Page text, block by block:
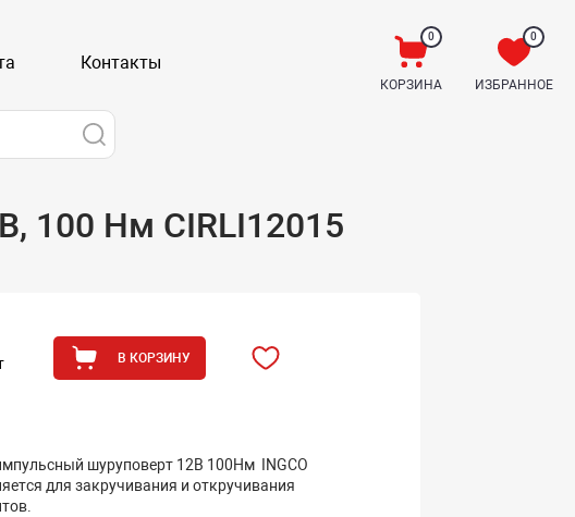
Контакты
0
КОРЗИНА
0
ИЗБРАННОЕ
100 Нм CIRLI12015
В КОРЗИНУ
шуруповерт 12В 100Нм INGCO
для закручивания и откручивания